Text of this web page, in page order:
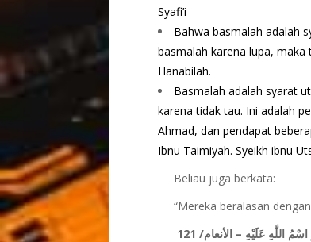
Syafi’i
Bahwa basmalah adalah
basmalah karena lupa, maka
Hanabilah.
Basmalah adalah syarat
karena tidak tau. Ini adalah
Ahmad, dan pendapat
Ibnu Taimiyah. Syeikh ibnu
Beliau juga berkata:
“Mereka beralasan
اللَّهِ عَلَيْهِ – الأنعام/ 121